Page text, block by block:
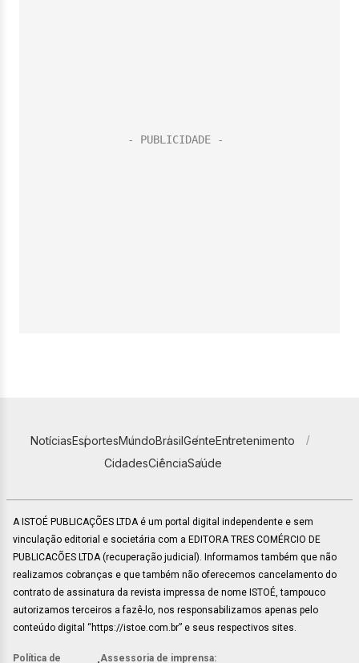
NotíciasEsportesMundoBrasilGenteEntretenimento
CidadesCiênciaSaúde
A ISTOÉ PUBLICAÇÕES LTDA é um portal digital independente e sem
vinculação editorial e societária com a EDITORA TRES COMÉRCIO DE
PUBLICACÕES LTDA (recuperação judicial). Informamos também que não
realizamos cobranças e que também não oferecemos cancelamento do
contrato de assinatura da revista impressa de nome ISTOÉ, tampouco
autorizamos terceiros a fazê-lo, nos responsabilizamos apenas pelo
conteúdo digital “https://istoe.com.br” e seus respectivos sites.
Política de Assessoria de imprensa: